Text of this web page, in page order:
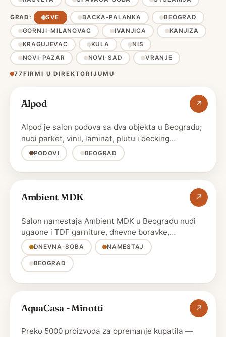
GRAD: SVE BACKA-PALANKA
BEOGRAD
GORNJI-MILANOVAC
IVANJICA
KANJIZA
KRAGUJEVAC
KULA
NIS
NOVI-PAZAR
NOVI-SAD VRANJE
77FIRMI U DIREKTORIJUMU
↗
Alpod
Alpod je salon podova sa dva objekta u Beogradu;
nudi parket, vinil, laminat, plutu i decking
renomiranih …
PODOVI BEOGRAD
↗
Ambient MDK
Salon namestaja Ambient MDK u Beogradu nudi
ugaone i TDF garniture, dnevne boravke,
francuske lezajeve, sobe, …
DNEVNA-SOBA NAMESTAJ
BEOGRAD
↗
AquaCasa - Minotti
Preko 5000 proizvoda za opremanje kupatila —